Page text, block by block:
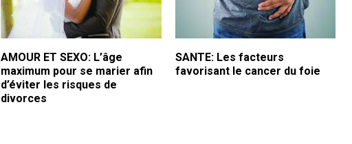
AMOUR ET SEXO: L’âge
maximum pour se marier afin
d’éviter les risques de
divorces
SANTE: Les facteurs
favorisant le cancer du foie